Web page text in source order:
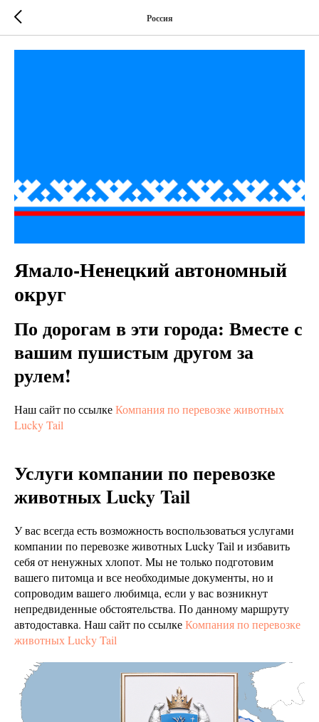
Россия
Ямало-Ненецкий автономный
округ
По дорогам в эти города: Вместе с
вашим пушистым другом за
рулем!
Наш сайт по ссылкеКомпания по перевозке животных
Lucky Tail
Услуги компании по перевозке
животных Lucky Tail
У вас всегда есть возможность воспользоваться услугами
компании по перевозке животных Lucky Tail и избавить
себя от ненужных хлопот. Мы не только подготовим
вашего питомца и все необходимые документы, но и
сопроводим вашего любимца, если у вас возникнут
непредвиденные обстоятельства. По данному маршруту
автодоставка. Наш сайт по ссылкеКомпания по перевозке
животных Lucky Tail